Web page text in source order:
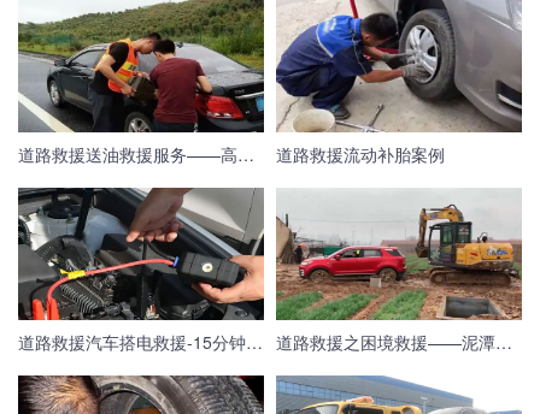
道路救援送油救援服务——高速救援紧急送油服务 道路救援流动补胎案例
道路救援汽车搭电救援-15分钟极速完成搭电救援 道路救援之困境救援——泥潭中拽出车辆